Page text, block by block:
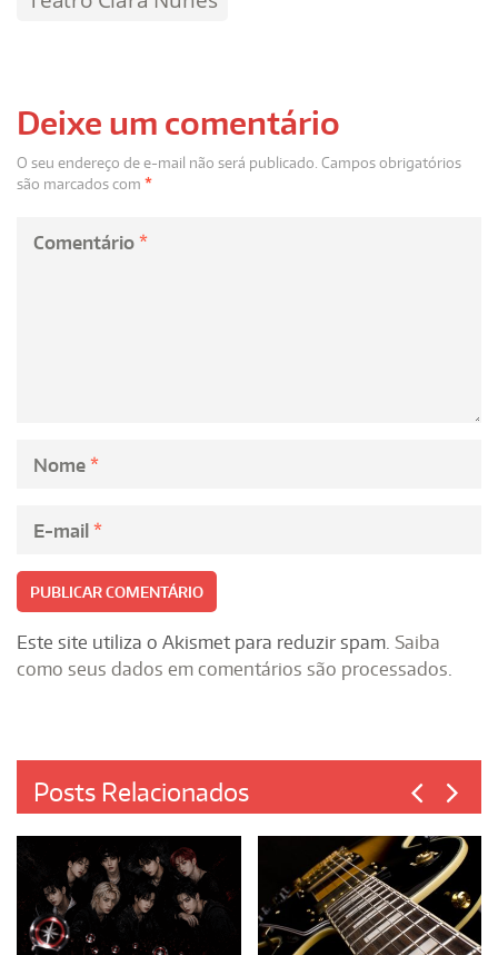
Deixe um comentário
O seu endereço de e-mail não será publicado. Campos obrigatórios
são marcados com *
Comentário *
Nome *
E-mail *
Este site utiliza o Akismet para reduzir spam. Saiba
como seus dados em comentários são processados.
Posts Relacionados